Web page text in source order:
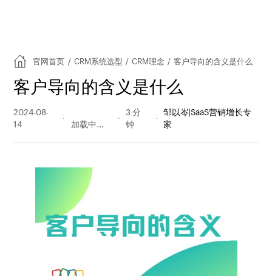
官网首页 / CRM系统选型 / CRM理念 / 客户导向的含义是什么
客户导向的含义是什么
2024-08-
14
量
3 分
钟
邹以岑|SaaS营销增长专
家